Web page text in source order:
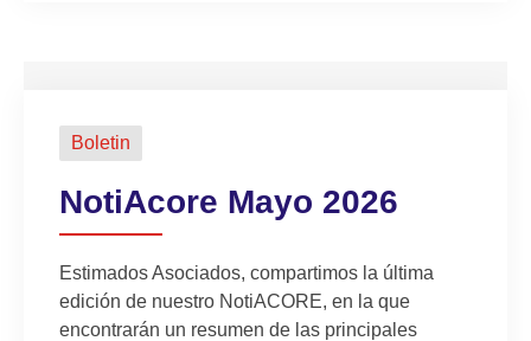
Boletin
NotiAcore Mayo 2026
Estimados Asociados, compartimos la última
edición de nuestro NotiACORE, en la que
encontrarán un resumen de las principales